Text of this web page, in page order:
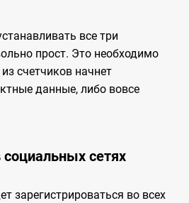
все три
прост. Это необходимо
счетчиков начнет
данные, либо вовсе
социальных сетях
зарегистрироваться во всех